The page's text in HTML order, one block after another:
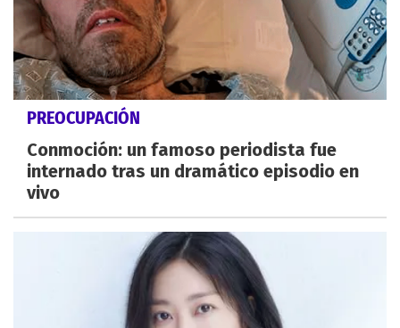
PREOCUPACIÓN
Conmoción: un famoso periodista fue
internado tras un dramático episodio en
vivo